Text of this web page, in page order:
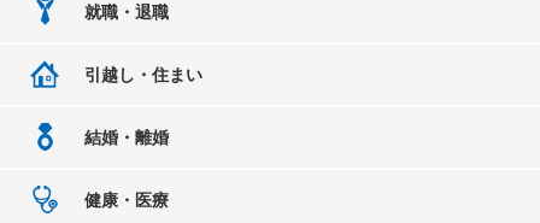
就職・退職
引越し・住まい
結婚・離婚
健康・医療